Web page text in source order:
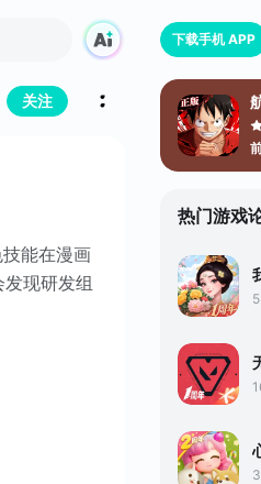
关注
能在漫画
现研发组
下载手机 APP
热门游戏